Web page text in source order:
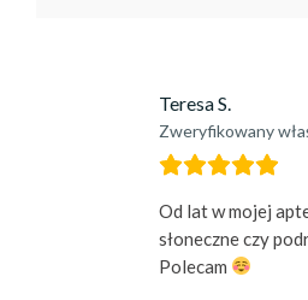
Teresa S.
Zweryfikowany
Od lat w mojej
słoneczne czy
Polecam